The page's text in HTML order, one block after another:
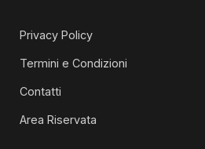
Privacy Policy
Termini e Condizioni
Contatti
Area Riservata